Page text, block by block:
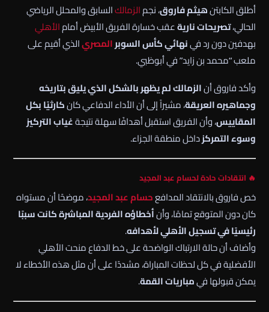
أطلق الكابتنهيثم فاروق، نجمالزمالكالسابق والمحلل الرياضي
الحالي،تصريحات ناريةعقب خسارة الفريق الأبيض أمامالأهلي
بهدفين دون رد فينهائي كأس السوبرالمصريالذي أقيم على
ملعب “محمد بن زايد” في أبوظبي.
وأكد فاروق أنالزمالك لم يظهر بالشكل الذي يليق بتاريخه
وجماهيره العريقة، مشيراً إلى أن الأداء الدفاعي كانكارثيًا بكل
المقاييس، وأن الفريق استقبل أهدافًا سهلة نتيجةغياب التركيز
وسوء التمركزداخل منطقة الجزاء.
🔥 انتقادات حادة لحسام عبد المجيد
خص فاروق بالانتقاد المدافعحسام عبد المجيد، موضحًا أن مستواه
كان دون المتوقع تمامًا، وأنأخطاؤه الفردية المباشرة كانت سببًا
رئيسيًا في تسجيل الأهلي لأهدافه.
وأضاف أن حالة الارتباك الواضحة على خط الدفاع منحت الأهلي
الأفضلية في كل لحظات المباراة، مشددًا على أن مثل هذه الأخطاء لا
يمكن قبولها فيمباريات القمة.